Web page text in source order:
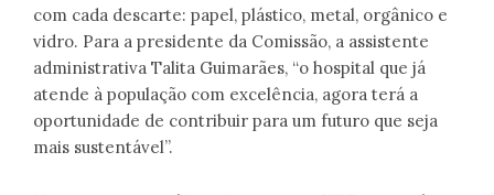
com cada descarte: papel, plástico, metal, orgânico e
vidro. Para a presidente da Comissão, a assistente
administrativa Talita Guimarães, “o hospital que já
atende à população com excelência, agora terá a
oportunidade de contribuir para um futuro que seja
mais sustentável”.